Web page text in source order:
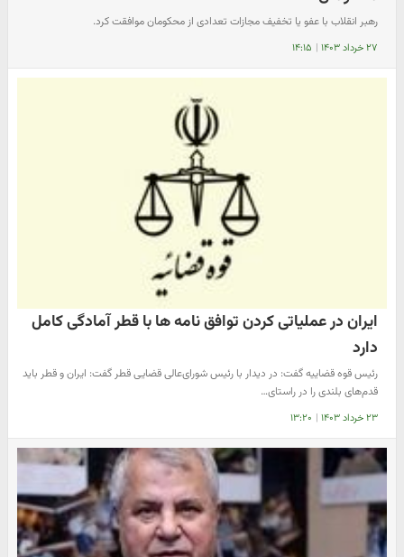
رهبر انقلاب با عفو یا تخفیف مجازات تعدادی از محکومان موافقت کرد.
۲۷ خرداد ۱۴۰۳ | ۱۴:۱۵
ایران در عملیاتی کردن توافق نامه ها با قطر آمادگی کامل
دارد
رئیس قوه قضاییه گفت: در دیدار با رئیس شورای‌عالی قضایی قطر گفت: ایران و قطر باید
قدم‌های بلندی را در راستای…
۲۳ خرداد ۱۴۰۳ | ۱۳:۲۰